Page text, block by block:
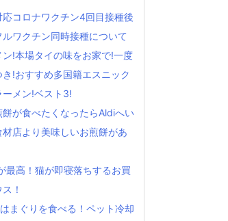
コロナワクチン4回目接種後
ワクチン同時接種について
ン!本場タイの味をお家で!一度
!おすすめ多国籍エスニック
メン!ベスト3!
餅が食べたくなったらAldiへい
材店より美味しいお煎餅があ
最高！猫が即寝落ちするお買
！
まぐりを食べる！ペット冷却